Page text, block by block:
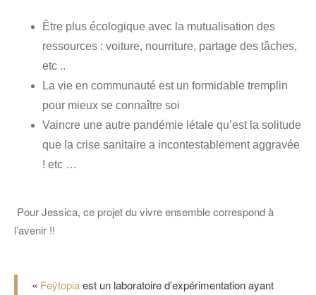
Être plus écologique avec la mutualisation des
ressources : voiture, nourriture, partage des tâches,
etc ..
La vie en communauté est un formidable tremplin
pour mieux se connaître soi
Vaincre une autre pandémie létale qu’est la solitude
que la crise sanitaire a incontestablement aggravée
! etc …
Pour Jessica, ce projet du vivre ensemble correspond à
l’avenir !!
« Feÿtopiaest un laboratoire d’expérimentation ayant